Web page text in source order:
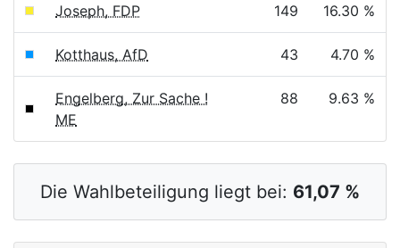
Joseph, FDP 149 16.30 %
Kotthaus, AfD 43 4.70 %
Engelberg, Zur Sache !
ME
88 9.63 %
Die Wahlbeteiligung liegt bei: 61,07 %